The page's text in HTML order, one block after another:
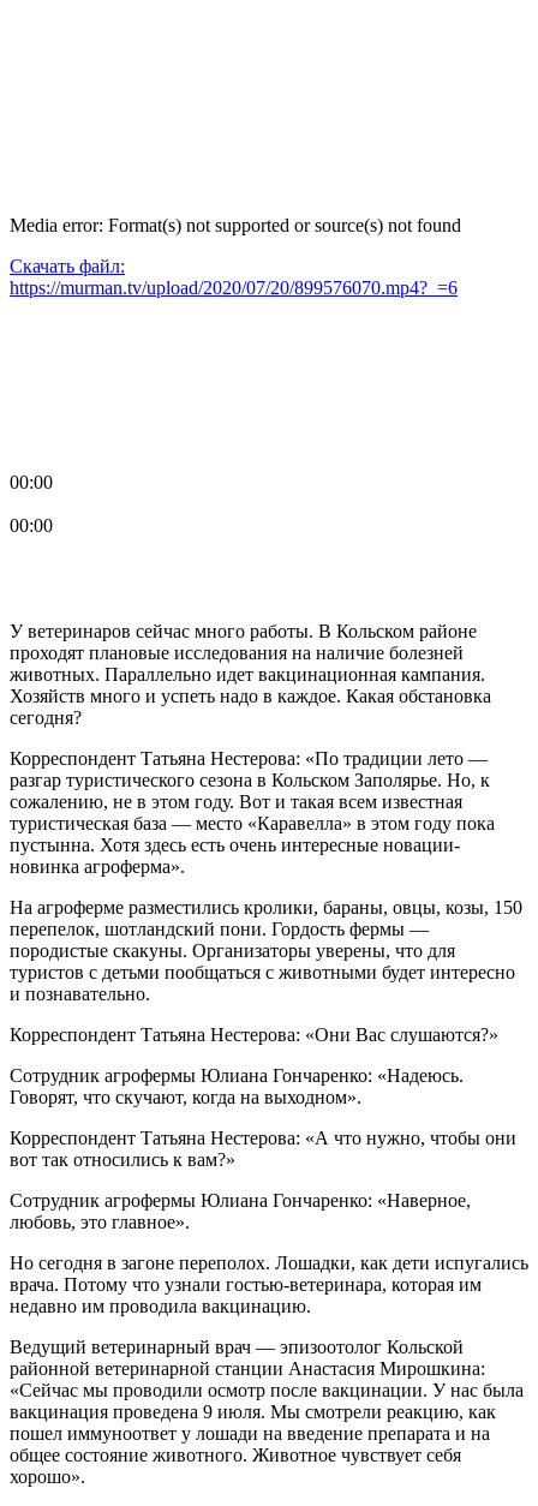
Media error: Format(s) not supported or source(s) not found
Скачать файл:
https://murman.tv/upload/2020/07/20/899576070.mp4?_=6
00:00
00:00
У ветеринаров сейчас много работы. В Кольском районе
проходят плановые исследования на наличие болезней
животных. Параллельно идет вакцинационная кампания.
Хозяйств много и успеть надо в каждое. Какая обстановка
сегодня?
Корреспондент Татьяна Нестерова: «По традиции лето —
разгар туристического сезона в Кольском Заполярье. Но, к
сожалению, не в этом году. Вот и такая всем известная
туристическая база — место «Каравелла» в этом году пока
пустынна. Хотя здесь есть очень интересные новации-
новинка агроферма».
На агроферме разместились кролики, бараны, овцы, козы, 150
перепелок, шотландский пони. Гордость фермы —
породистые скакуны. Организаторы уверены, что для
туристов с детьми пообщаться с животными будет интересно
и познавательно.
Корреспондент Татьяна Нестерова: «Они Вас слушаются?»
Сотрудник агрофермы Юлиана Гончаренко: «Надеюсь.
Говорят, что скучают, когда на выходном».
Корреспондент Татьяна Нестерова: «А что нужно, чтобы они
вот так относились к вам?»
Сотрудник агрофермы Юлиана Гончаренко: «Наверное,
любовь, это главное».
Но сегодня в загоне переполох. Лошадки, как дети испугались
врача. Потому что узнали гостью-ветеринара, которая им
недавно им проводила вакцинацию.
Ведущий ветеринарный врач — эпизоотолог Кольской
районной ветеринарной станции Анастасия Мирошкина:
«Сейчас мы проводили осмотр после вакцинации. У нас была
вакцинация проведена 9 июля. Мы смотрели реакцию, как
пошел иммуноответ у лошади на введение препарата и на
общее состояние животного. Животное чувствует себя
хорошо».